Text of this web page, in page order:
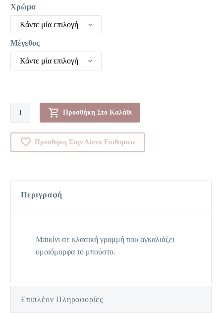
Χρώμα
Κάντε μία επιλογή
Μέγεθος
Κάντε μία επιλογή
Μπικίνι-01000028
ποσότητα
Προσθήκη Στο Καλάθι
Πρόσθήκη Στην Λίστα Επιθυμιών
Περιγραφή
Μπικίνι σε κλασική γραμμή που αγκαλιάζει
ομοιόμορφα το μπούστο.
Επιπλέον Πληροφορίες